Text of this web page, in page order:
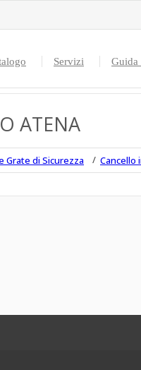
Servizi Guida
ATENA
Grate di Sicurezza Cancello